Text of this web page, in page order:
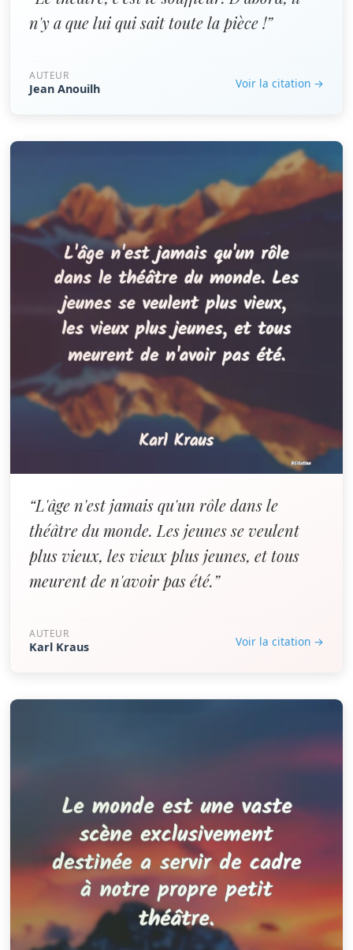
n'y a que lui qui sait toute la pièce !”
AUTEUR
Jean Anouilh Voir la citation →
“L'âge n'est jamais qu'un rôle dans le
théâtre du monde. Les jeunes se veulent
plus vieux, les vieux plus jeunes, et tous
meurent de n'avoir pas été.”
AUTEUR
Karl Kraus Voir la citation →